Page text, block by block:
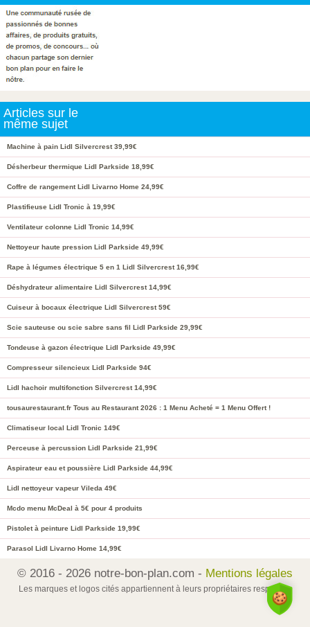
Articles sur le
même sujet
Machine à pain Lidl Silvercrest 39,99€
Désherbeur thermique Lidl Parkside 18,99€
Coffre de rangement Lidl Livarno Home 24,99€
Plastifieuse Lidl Tronic à 19,99€
Ventilateur colonne Lidl Tronic 14,99€
Nettoyeur haute pression Lidl Parkside 49,99€
Rape à légumes électrique 5 en 1 Lidl Silvercrest 16,99€
Déshydrateur alimentaire Lidl Silvercrest 14,99€
Cuiseur à bocaux électrique Lidl Silvercrest 59€
Scie sauteuse ou scie sabre sans fil Lidl Parkside 29,99€
Tondeuse à gazon électrique Lidl Parkside 49,99€
Compresseur silencieux Lidl Parkside 94€
Lidl hachoir multifonction Silvercrest 14,99€
tousaurestaurant.fr Tous au Restaurant 2026 : 1 Menu Acheté = 1 Menu Offert !
Climatiseur local Lidl Tronic 149€
Perceuse à percussion Lidl Parkside 21,99€
Aspirateur eau et poussière Lidl Parkside 44,99€
Lidl nettoyeur vapeur Vileda 49€
Mcdo menu McDeal à 5€ pour 4 produits
Pistolet à peinture Lidl Parkside 19,99€
Parasol Lidl Livarno Home 14,99€
© 2016 - 2026 notre-bon-plan.com - Mentions légales
Les marques et logos cités appartiennent à leurs propriétaires respectifs.